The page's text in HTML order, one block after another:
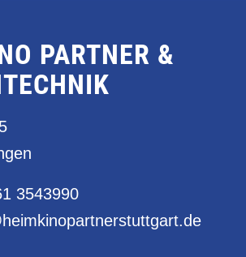
PARTNER &
3543990